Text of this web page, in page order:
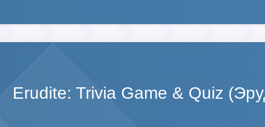
Erudite: Trivia Game & Quiz